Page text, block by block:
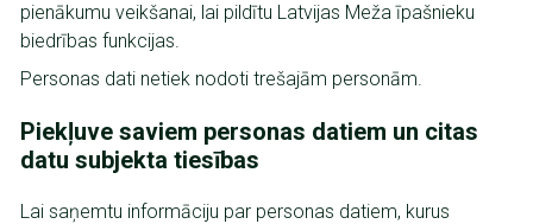
pienākumu veikšanai, lai pildītu Latvijas Meža īpašnieku
biedrības funkcijas.
Personas dati netiek nodoti trešajām personām.
Piekļuve saviem personas datiem un citas
datu subjekta tiesības
Lai saņemtu informāciju par personas datiem, kurus